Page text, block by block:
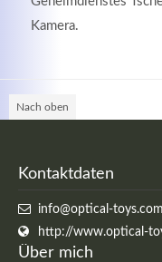
Kamera.
Nach oben
Kontaktdaten
info@optical-toys.com
http://www.optical-
Über michinfo@optical-